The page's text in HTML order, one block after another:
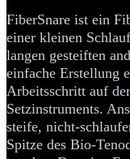
FiberSnare ist ein
einer kleinen
langen gesteiften
einfache Erstellung
Arbeitsschritt auf
Setzinstruments.
steife, nicht-
Spitze des Bio-